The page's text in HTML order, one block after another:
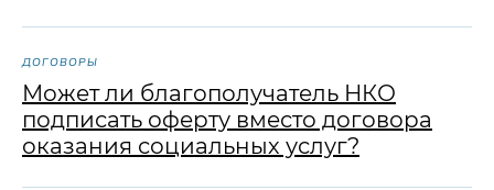
ДОГОВОРЫ
Может ли благополучатель НКО
подписать оферту вместо договора
оказания социальных услуг?